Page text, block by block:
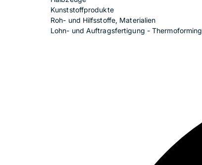
Kunststoffprodukte
Roh- und Hilfsstoffe, Materialien
Lohn- und Auftragsfertigung - Thermoforming